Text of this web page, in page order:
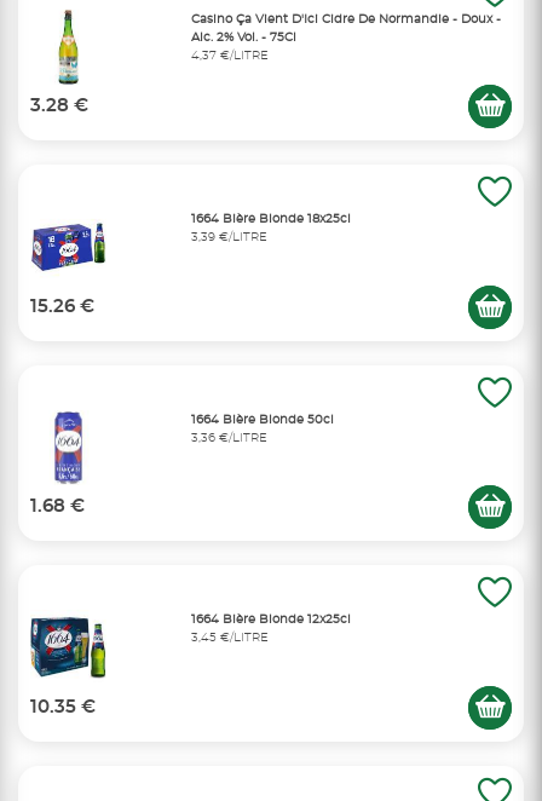
Casino Ça Vient D'Ici Cidre De Normandie - Doux -
Alc. 2% Vol. - 75Cl
4,37 €/LITRE
3.28 €
1664 Bière Blonde 18x25cl
3,39 €/LITRE
15.26 €
1664 Bière Blonde 50cl
3,36 €/LITRE
1.68 €
1664 Bière Blonde 12x25cl
3,45 €/LITRE
10.35 €